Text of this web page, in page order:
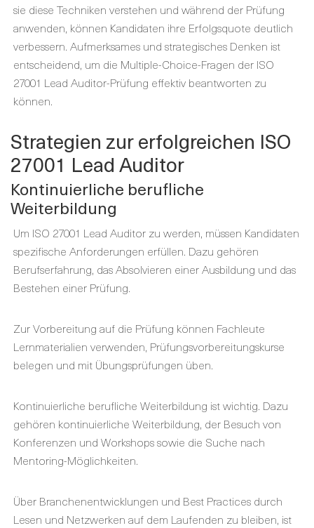
sie diese Techniken verstehen und während der Prüfung
anwenden, können Kandidaten ihre Erfolgsquote deutlich
verbessern. Aufmerksames und strategisches Denken ist
entscheidend, um die Multiple-Choice-Fragen der ISO
27001 Lead Auditor-Prüfung effektiv beantworten zu
können.
Strategien zur erfolgreichen ISO
27001 Lead Auditor
Kontinuierliche berufliche
Weiterbildung
Um ISO 27001 Lead Auditor zu werden, müssen Kandidaten
spezifische Anforderungen erfüllen. Dazu gehören
Berufserfahrung, das Absolvieren einer Ausbildung und das
Bestehen einer Prüfung.
Zur Vorbereitung auf die Prüfung können Fachleute
Lernmaterialien verwenden, Prüfungsvorbereitungskurse
belegen und mit Übungsprüfungen üben.
Kontinuierliche berufliche Weiterbildung ist wichtig. Dazu
gehören kontinuierliche Weiterbildung, der Besuch von
Konferenzen und Workshops sowie die Suche nach
Mentoring-Möglichkeiten.
Über Branchenentwicklungen und Best Practices durch
Lesen und Netzwerken auf dem Laufenden zu bleiben, ist